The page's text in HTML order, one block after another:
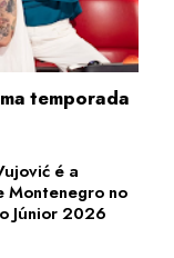
temporada
é a
Montenegro no
Júnior 2026